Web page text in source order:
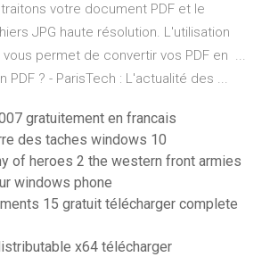
votre document PDF et le
JPG haute résolution. L'utilisation
permet de convertir vos PDF en ...
PDF ? - ParisTech : L'actualité des ...
gratuitement en francais
des taches windows 10
of heroes 2 the western front armies
windows phone
15 gratuit télécharger complete
x64 télécharger